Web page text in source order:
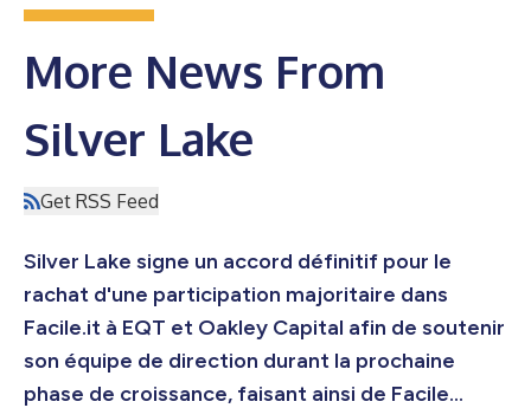
More News From
Silver Lake
Get RSS Feed
Silver Lake signe un accord définitif pour le
rachat d'une participation majoritaire dans
Facile.it à EQT et Oakley Capital afin de soutenir
son équipe de direction durant la prochaine
phase de croissance, faisant ainsi de Facile...